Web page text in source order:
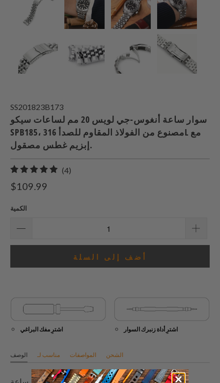
SS201823B173
سوار ساعة أنغوس-جي لويس 20 مم لساعات سيكو
SPB185، مصنوع من الفولاذ المقاوم للصدأ 316L مع
إبزيم غطس مصقول.
(4)
$109.99
الكمية
أضف إلى السلة
اشترِ مفك البراغي اشترِ أداة زنبرك السوار
الوصف مناسب لـ المواصفات الشحن